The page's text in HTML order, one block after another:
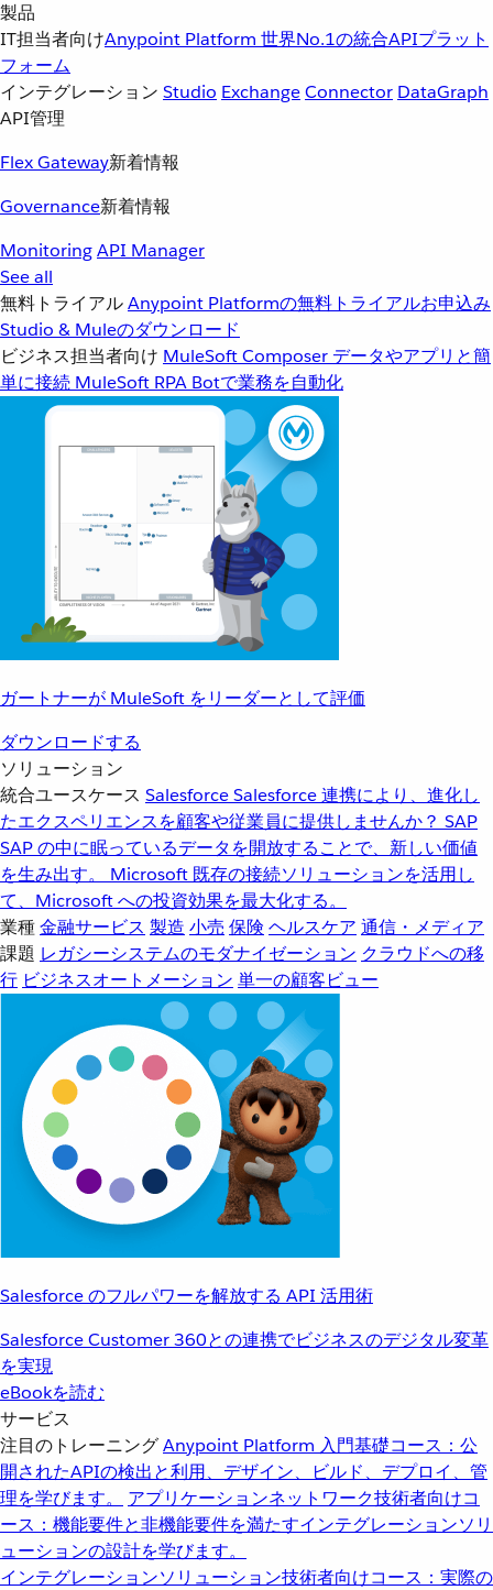
製品
IT担当者向けAnypoint Platform 世界No.1の統合APIプラット
フォーム
インテグレーション Studio ExchangeConnector DataGraph
API管理
Flex Gateway新着情報
Governance新着情報
MonitoringAPI Manager
See all
無料トライアルAnypoint Platformの無料トライアルお申込み
Studio & Muleのダウンロード
ビジネス担当者向け MuleSoft Composer データやアプリと簡
単に接続 MuleSoft RPA Botで業務を自動化
ガートナーが MuleSoft をリーダーとして評価
ダウンロードする
ソリューション
統合ユースケース SalesforceSalesforce 連携により、進化し
たエクスペリエンスを顧客や従業員に提供しませんか？ SAP
SAP の中に眠っているデータを開放することで、新しい価値
を生み出す。
Microsoft 既存の接続ソリューションを活用し
て、Microsoft への投資効果を最大化する。
業種金融サービス 製造 小売 保険 ヘルスケア 通信・メディア
課題 レガシーシステムのモダナイゼーション クラウドへの移
行 ビジネスオートメーション 単一の顧客ビュー
Salesforce のフルパワーを解放する API 活用術
Salesforce Customer 360との連携でビジネスのデジタル変革
を実現
eBookを読む
サービス
注目のトレーニングAnypoint Platform 入門基礎コース：公
開されたAPIの検出と利用、デザイン、ビルド、デプロイ、管
理を学びます。
アプリケーションネットワーク技術者向けコ
ース：機能要件と非機能要件を満たすインテグレーションソリ
ューションの設計を学びます。
インテグレーションソリューション技術者向けコース：実際の